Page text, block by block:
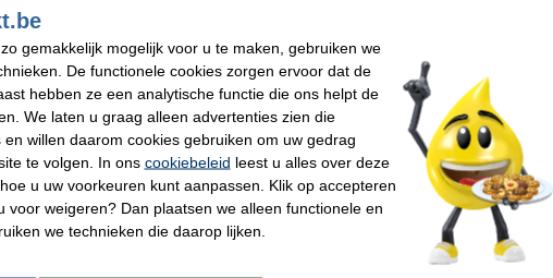
u om i.p.v. deze toner het 123inkt huismerk te nemen.
in huis
Direct
100% garantie op 123inkt huismerk
gemakkelijk mogelijk voor u te maken, gebruiken we
De functionele cookies zorgen ervoor dat de
hebben ze een analytische functie die ons helpt de
We laten u graag alleen advertenties zien die
willen daarom cookies gebruiken om uw gedrag
te volgen. In ons cookiebeleid leest u alles over deze
u uw voorkeuren kunt aanpassen. Klik op accepteren
voor weigeren? Dan plaatsen we alleen functionele en
we technieken die daarop lijken.